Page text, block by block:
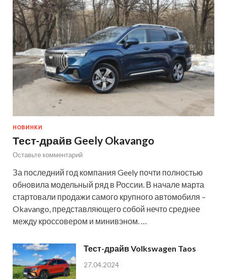
НОВИНКИ
Тест-драйв Geely Okavango
Оставьте комментарий
За последний год компания Geely почти полностью
обновила модельный ряд в России. В начале марта
стартовали продажи самого крупного автомобиля –
Okavango, представляющего собой нечто среднее
между кроссовером и минивэном. …
Тест-драйв Volkswagen Taos
27.04.2024